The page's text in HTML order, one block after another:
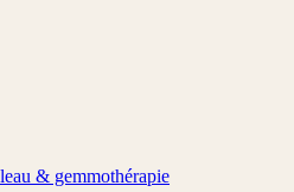
& gemmothérapie